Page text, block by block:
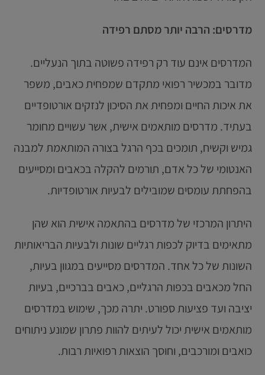
מדרסים: הרבה יותר מסתם רפידה
המדרסים אינם עוד רק רפידה פשוטה בתוך הנעליים.
מדובר במכשיר רפואי מתקדם שמפחית כאבים, משפר
את איכות החיים ומפחית את הסיכון לנזקים אורטופדיים
בעתיד. מדרסים מותאמים אישית, אשר עשויים מחומר
גמיש וקשיח, תומכים בכף הרגל בצורה המותאמת למבנה
האנטומי של כל אדם, תורמים להקלה בכאבים ומסייעים
בהפחתת עומסים שמובילים לבעיות אורטופדיות.
היתרון המרכזי של מדרסים בהתאמה אישית הוא שהן
מתאימים בדיוק לכפות רגליים שונות ולבעיות הבריאותיות
השונות של כל אחד. המדרסים מסייעים במגוון בעיות,
החל מכאבים בכפות הרגליים, כאבים בברכיים, בעיות
יציבה ועד פציעות ספורט. יתרה מכך, שימוש במדרסים
מותאמים אישית יכול לעיתים להוות פתרון שמונע ניתוחים
כואבים ומורכבים, וחוסך הוצאות רפואיות רבות.